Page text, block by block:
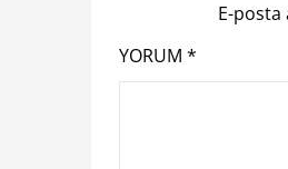
E-posta
YORUM *